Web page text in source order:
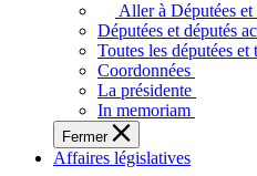
députés
vous
représentent
sein
de
l'Assemblée
législative
Aller à Députées et
Députées et députés
Toutes les députées et
Coordonnées
La présidente
In memoriam
Fermer
Affaires législatives